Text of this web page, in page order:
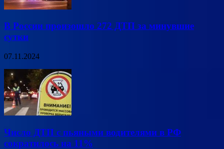
В России произошло 272 ДТП за минувшие
сутки
07.11.2024
Число ДТП с пьяными водителями в РФ
сократилось на 11%